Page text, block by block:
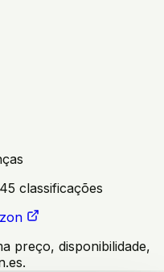
classificações
preço, disponibilidade,